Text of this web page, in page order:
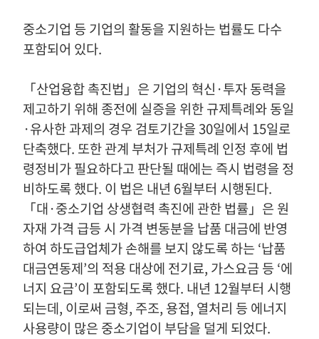
중소기업 등 기업의 활동을 지원하는 법률도 다수
포함되어 있다.
「산업융합 촉진법 」 은 기업의 혁신·투자 동력을
제고하기 위해 종전에 실증을 위한 규제특례와 동일
·유사한 과제의 경우 검토기간을30일에서 15일로
단축했다. 또한 관계 부처가 규제특례 인정 후에 법
령정비가 필요하다고 판단될 때에는 즉시 법령을 정
비하도록 했다. 이 법은 내년 6월부터 시행된다.
「대·중소기업 상생협력 촉진에 관한 법률 」 은 원
자재 가격 급등 시 가격 변동분을 납품 대금에 반영
하여 하도급업체가 손해를 보지 않도록 하는 ‘납품
대금연동제’의 적용 대상에 전기료, 가스요금 등‘에
너지 요금’이 포함되도록 했다. 내년 12월부터 시행
되는데, 이로써 금형, 주조, 용접, 열처리 등 에너지
사용량이 많은 중소기업이 부담을 덜게 되었다.